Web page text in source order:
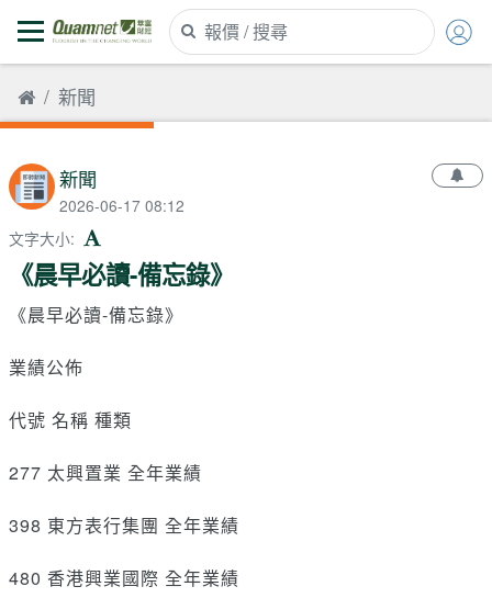
新聞
新聞
2026-06-17 08:12
文字大小:
《晨早必讀-備忘錄》
《晨早必讀-備忘錄》
業績公佈
代號 名稱 種類
277 太興置業 全年業績
398 東方表行集團 全年業績
480 香港興業國際 全年業績